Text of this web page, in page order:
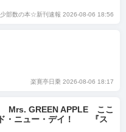
部数の本☆新刊速報 2026-08-06 18:56
楽寛亭日乗 2026-08-06 18:17
GREEN APPLE ここ
・ニュー・デイ！ 『ス